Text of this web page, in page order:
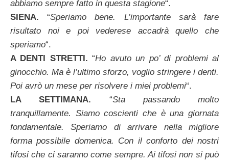
abbiamo sempre fatto in questa stagione“.
SIENA.“Speriamo bene. L’importante sarà fare
risultato noi e poi vederese accadrà quello che
speriamo“.
A DENTI STRETTI. “Ho avuto un po’ di problemi al
ginocchio. Ma è l’ultimo sforzo, voglio stringere i denti.
Poi avrò un mese per risolvere i miei problemi“.
LA SETTIMANA. “Sta passando molto
tranquillamente. Siamo coscienti che è una giornata
fondamentale. Speriamo di arrivare nella migliore
forma possibile domenica. Con il conforto dei nostri
tifosi che ci saranno come sempre. Ai tifosi non si può